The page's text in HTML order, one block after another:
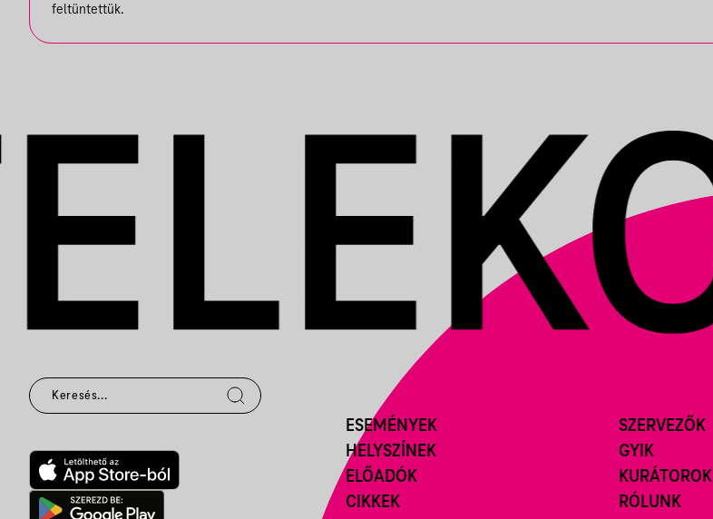
EMILIO
feltüntettük.
ESEMÉNYEK
HELYSZÍNEK
ELŐADÓK
CIKKEK
SZERVEZŐK
GYIK
KURÁTOROK
RÓLUNK